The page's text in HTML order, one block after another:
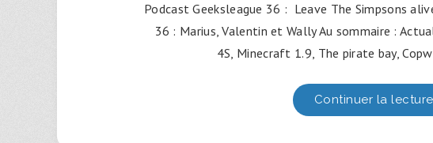
Podcast Geeksleague 36 : Leave The Simpsons
36 : Marius, Valentin et Wally Au sommaire :
4S, Minecraft 1.9, The pirate bay,
Continuer la lecture